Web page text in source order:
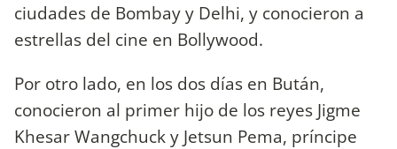
ciudades de Bombay y Delhi, y conocieron a
estrellas del cine en Bollywood.
Por otro lado, en los dos días en Bután,
conocieron al primer hijo de los reyes Jigme
Khesar Wangchuck y Jetsun Pema, príncipe